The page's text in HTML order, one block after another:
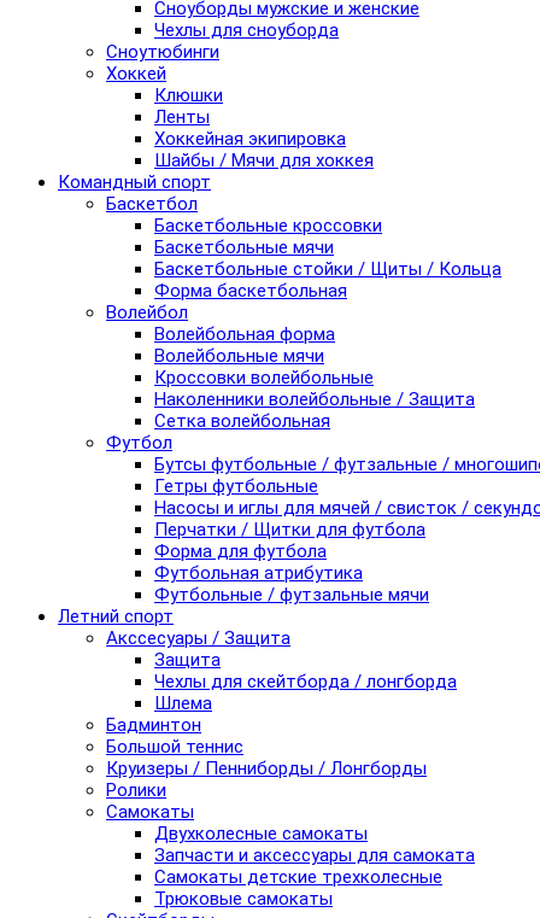
Сноуборды мужские и женские
Чехлы для сноуборда
Сноутюбинги
Хоккей
Клюшки
Ленты
Хоккейная экипировка
Шайбы / Мячи для хоккея
Командный спорт
Баскетбол
Баскетбольные кроссовки
Баскетбольные мячи
Баскетбольные стойки / Щиты / Кольца
Форма баскетбольная
Волейбол
Волейбольная форма
Волейбольные мячи
Кроссовки волейбольные
Наколенники волейбольные / Защита
Сетка волейбольная
Футбол
Бутсы футбольные / футзальные /
Гетры футбольные
Насосы и иглы для мячей / свисток /
Перчатки / Щитки для футбола
Форма для футбола
Футбольная атрибутика
Футбольные / футзальные мячи
Летний спорт
Акссесуары / Защита
Защита
Чехлы для скейтборда / лонгборда
Шлема
Бадминтон
Большой теннис
Круизеры / Пенниборды / Лонгборды
Ролики
Самокаты
Двухколесные самокаты
Запчасти и аксессуары для самоката
Самокаты детские трехколесные
Трюковые самокаты